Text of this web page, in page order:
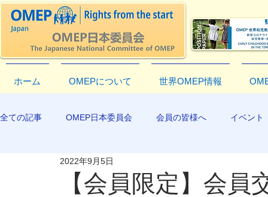
ホーム OMEPについて 世界OMEP情報
全ての記事 OMEP日本委員会 会員の皆様へ イベント
EXCO-COMMUNICATION
【会員限定】会
2022年9月5日